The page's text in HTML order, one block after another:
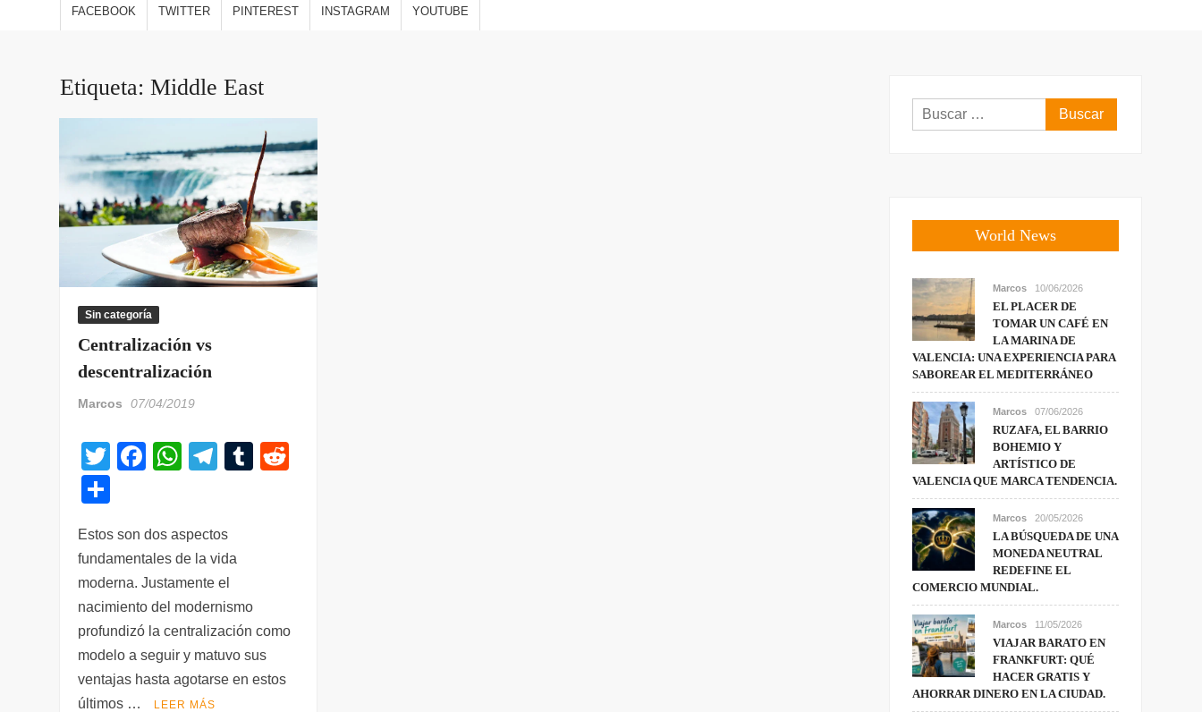
estilos de vida,
viajes y
FACEBOOK TWITTER PINTEREST INSTAGRAM YOUTUBE
Etiqueta:Middle East
Sin categoría
Centralización vs
descentralización
Marcos 07/04/2019
T
er
F
e
b
o
o
k
W
s
A
p
p
T
gr
a
m
T
m
p
ar
tir
Estos son dos aspectos
fundamentales de la vida
moderna. Justamente el
nacimiento del modernismo
profundizó la centralización como
modelo a seguir y matuvo sus
ventajas hasta agotarse en estos
últimos …
LEER MÁS
Buscar:
World News
Marcos 10/06/2026
EL PLACER DE
TOMAR UN CAFÉ EN
LA MARINA DE
VALENCIA: UNA EXPERIENCIA PARA
SABOREAR EL MEDITERRÁNEO
Marcos 07/06/2026
RUZAFA, EL BARRIO
BOHEMIO Y
ARTÍSTICO DE
VALENCIA QUE MARCA TENDENCIA.
Marcos 20/05/2026
LA BÚSQUEDA DE UNA
MONEDA NEUTRAL
REDEFINE EL
COMERCIO MUNDIAL.
Marcos 11/05/2026
VIAJAR BARATO EN
FRANKFURT: QUÉ
HACER GRATIS Y
AHORRAR DINERO EN LA CIUDAD.